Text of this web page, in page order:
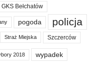
GKS Bełchatów
pogoda policja
Straż Miejska Szczerców
2018 wypadek